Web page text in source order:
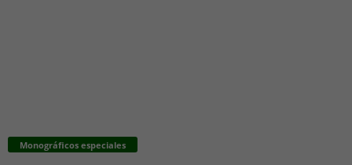
Monográficos especiales